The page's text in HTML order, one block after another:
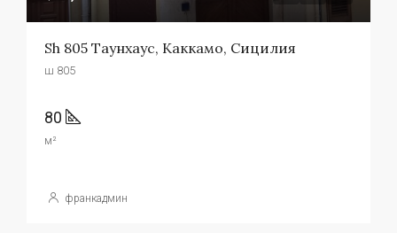
Sh 805 Таунхаус, Каккамо, Сицилия
ш 805
80
м²
франкадмин